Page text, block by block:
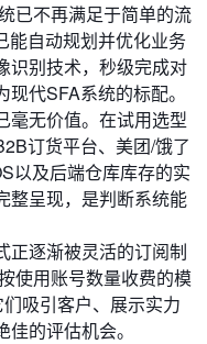
已不再满足于简单的流
能自动规划并优化业务
识别技术，秒级完成对
代SFA系统的标配。
毫无价值。在试用选型
订货平台、美团/饿了
以及后端仓库库存的实
整呈现，是判断系统能
正逐渐被灵活的订阅制
使用账号数量收费的模
吸引客户、展示实力
的评估机会。